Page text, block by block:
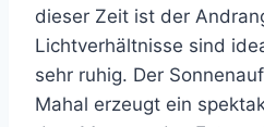
dieser Zeit ist der
Lichtverhältnisse sind
sehr ruhig. Der
Mahal erzeugt ein